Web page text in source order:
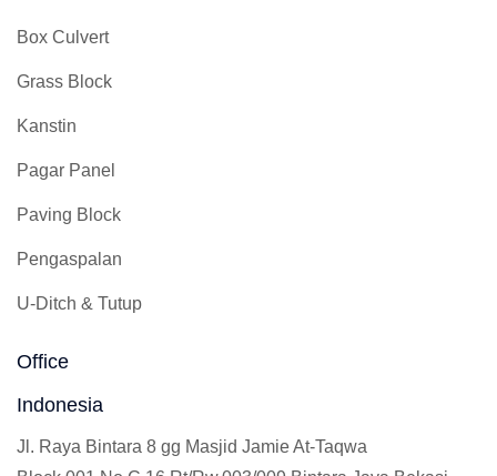
Box Culvert
Grass Block
Kanstin
Pagar Panel
Paving Block
Pengaspalan
U-Ditch & Tutup
Office
Indonesia
Jl. Raya Bintara 8 gg Masjid Jamie At-Taqwa